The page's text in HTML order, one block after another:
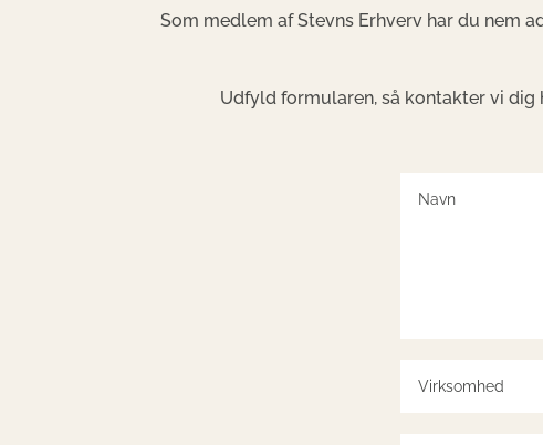
Som medlem af Stevns Erhverv har du
Udfyld formularen, så kontakter vi